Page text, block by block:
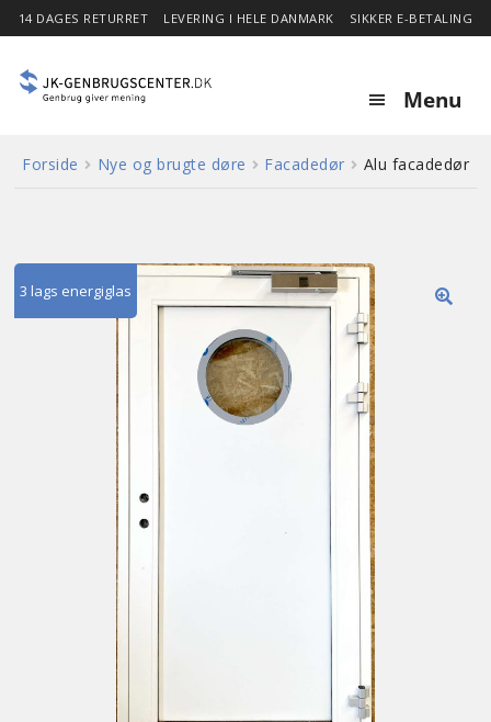
14 DAGES RETURRET LEVERING I HELE DANMARK SIKKER E-BETALING
Menu
Forside
menu
Stor besparelse
Forside Nye og brugte døre Facadedør Alu facadedør
3 lags energiglas